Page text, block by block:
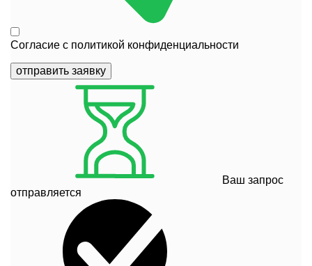
Согласие с политикой конфиденциальности
отправить заявку
Ваш запрос
отправляется